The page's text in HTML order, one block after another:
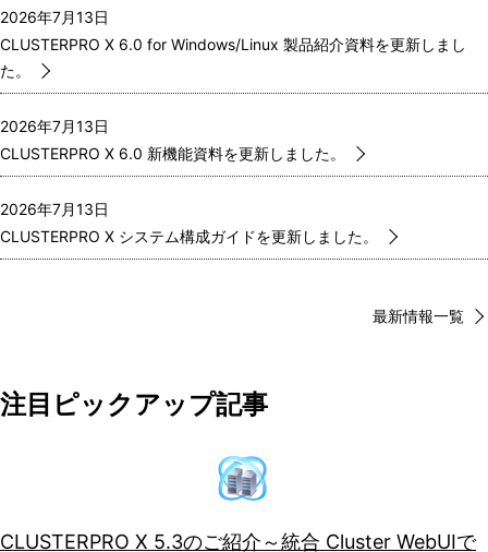
2026年7月13日
CLUSTERPRO X 6.0 for Windows/Linux 製品紹介資料を更新しまし
た。
2026年7月13日
CLUSTERPRO X 6.0 新機能資料を更新しました。
2026年7月13日
CLUSTERPRO X システム構成ガイドを更新しました。
最新情報一覧
注目ピックアップ記事
CLUSTERPRO X 5.3のご紹介～統合 Cluster WebUIで